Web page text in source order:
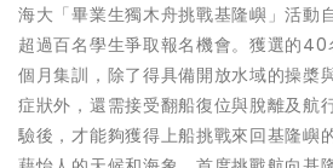
海大「畢業生獨木舟挑戰基隆嶼」活動
超過百名學生爭取報名機會。獲選的
個月集訓，除了得具備開放水域的操槳
症狀外，還需接受翻船復位與脫離及航
驗後，才能夠獲得上船挑戰來回基隆嶼